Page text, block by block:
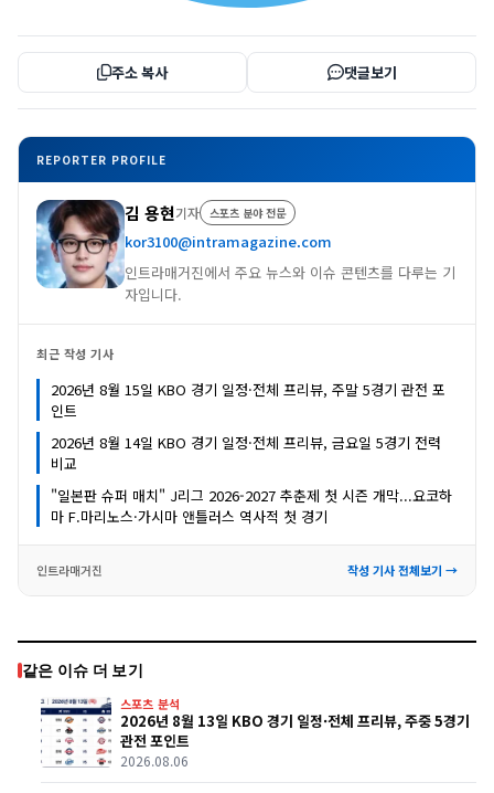
주소 복사 댓글보기
REPORTER PROFILE
김 용현기자 스포츠 분야 전문
kor3100@intramagazine.com
인트라매거진에서 주요 뉴스와 이슈 콘텐츠를 다루는 기
자입니다.
최근 작성 기사
2026년 8월 15일 KBO 경기 일정·전체 프리뷰, 주말 5경기 관전 포
인트
2026년 8월 14일 KBO 경기 일정·전체 프리뷰, 금요일 5경기 전력
비교
"일본판 슈퍼 매치" J리그 2026-2027 추춘제 첫 시즌 개막...요코하
마 F.마리노스·가시마 앤틀러스 역사적 첫 경기
인트라매거진 작성 기사 전체보기 →
같은 이슈 더 보기
스포츠 분석
2026년 8월 13일 KBO 경기 일정·전체 프리뷰, 주중 5경기
관전 포인트
2026.08.06